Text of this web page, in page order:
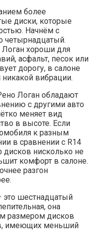
более
диски, которые
Начнём с
четырнадцатый.
хороши для
асфальт, песок или
дорогу, в салоне
вибрации.
Логан обладают
с другими авто
меняет вид
в высоте. Если
к разным
в сравнении с R14
нисколько не
комфорт в салоне.
разгон
это шестнадцатый
она
размером дисков
имеющих меньший